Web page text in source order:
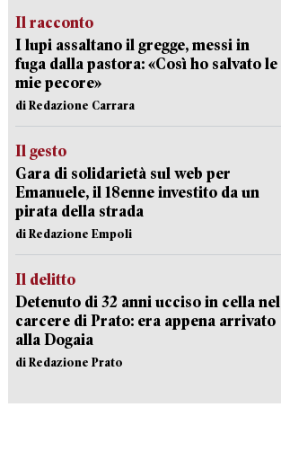
Il racconto
I lupi assaltano il gregge, messi in
fuga dalla pastora: «Così ho salvato le
mie pecore»
di Redazione Carrara
Il gesto
Gara di solidarietà sul web per
Emanuele, il 18enne investito da un
pirata della strada
di Redazione Empoli
Il delitto
Detenuto di 32 anni ucciso in cella nel
carcere di Prato: era appena arrivato
alla Dogaia
di Redazione Prato